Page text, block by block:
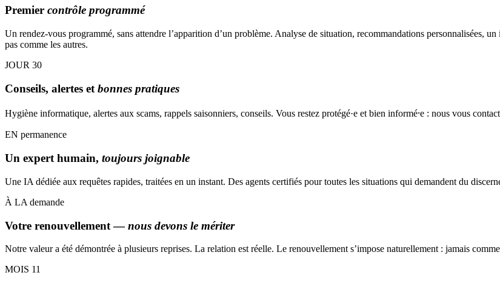
Premier contrôle programmé
Un rendez‑vous programmé, sans attendre l’apparition d’un problème. Analyse de situation, recommandations personnalisées,
pas comme les autres.
JOUR 30
Conseils, alertes et bonnes pratiques
Hygiène informatique, alertes aux scams, rappels saisonniers, conseils. Vous restez protégé·e et bien informé⸱e : nous vous
EN permanence
Un expert humain, toujours joignable
Une IA dédiée aux requêtes rapides, traitées en un instant. Des agents certifiés pour toutes les situations qui demandent du
À LA demande
Votre renouvellement —nous devons le mériter
Notre valeur a été démontrée à plusieurs reprises. La relation est réelle. Le renouvellement s’impose naturellement : jamais
MOIS 11